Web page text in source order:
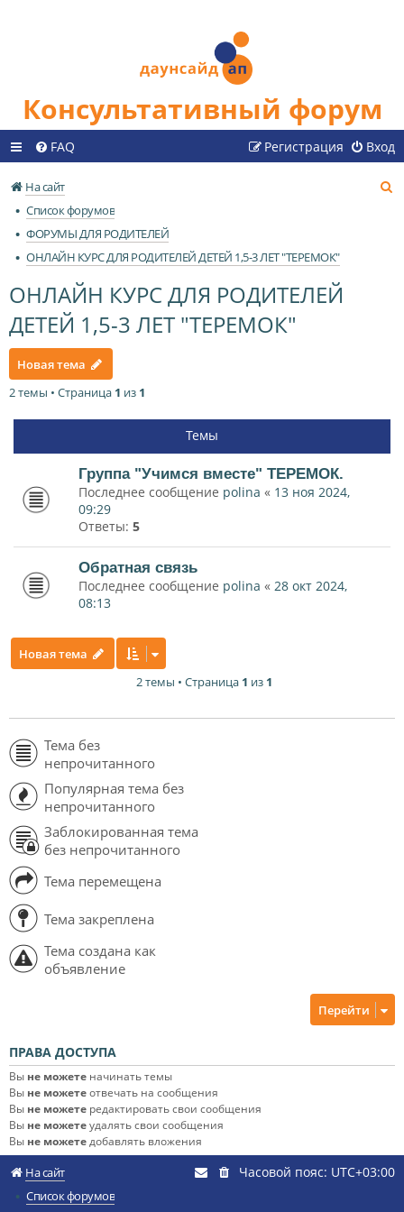
Консультативный форум
FAQ Вход
Регистрация
На сайт
Список форумов
ФОРУМЫ ДЛЯ РОДИТЕЛЕЙ
ОНЛАЙН КУРС ДЛЯ РОДИТЕЛЕЙ ДЕТЕЙ 1,5-3 ЛЕТ "ТЕРЕМОК"
ОНЛАЙН КУРС ДЛЯ РОДИТЕЛЕЙ
ДЕТЕЙ 1,5-3 ЛЕТ "ТЕРЕМОК"
Новая тема
2 темы • Страница 1 из 1
Темы
Группа "Учимся вместе" ТЕРЕМОК.
Последнее сообщение polina « 13 ноя 2024,
09:29
Ответы: 5
Обратная связь
Последнее сообщение polina « 28 окт 2024,
08:13
Новая тема
2 темы • Страница 1 из 1
Тема без
непрочитанного
Популярная тема без
непрочитанного
Заблокированная тема
без непрочитанного
Тема перемещена
Тема закреплена
Тема создана как
объявление
Перейти
ПРАВА ДОСТУПА
Вы не можете начинать темы
Вы не можетеотвечать на сообщения
Вы не можете редактировать свои сообщения
Вы не можетеудалять свои сообщения
Вы не можетедобавлять вложения
На сайт
Список форумов
Часовой пояс: UTC+03:00